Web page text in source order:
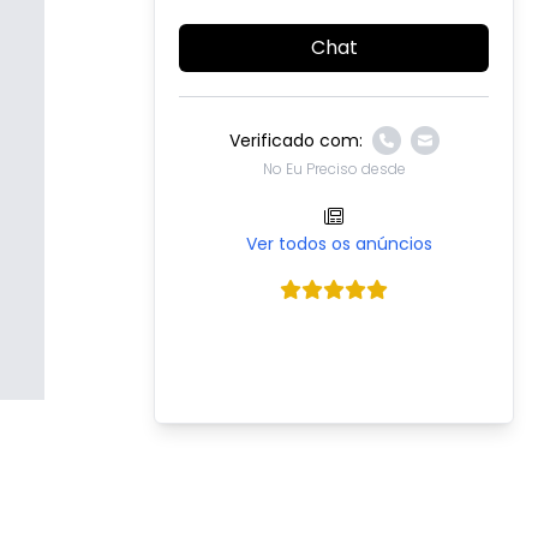
Chat
Verificado com:
No Eu Preciso desde
Ver todos os anúncios